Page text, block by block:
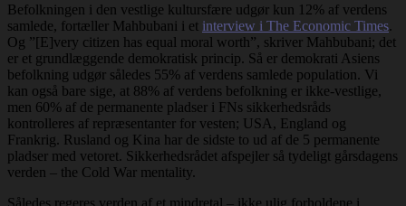
Befolkningen i den vestlige kultursfære udgør kun 12% af verdens
samlede, fortæller Mahbubani i et interview i The Economic Times.
Og ”[E]very citizen has equal moral worth”, skriver Mahbubani; det
er et grundlæggende demokratisk princip. Så er demokrati Asiens
befolkning udgør således 55% af verdens samlede population. Vi
kan også bare sige, at 88% af verdens befolkning er ikke-vestlige,
men 60% af de permanente pladser i FNs sikkerhedsråds
kontrolleres af repræsentanter for vesten; USA, England og
Frankrig. Rusland og Kina har de sidste to ud af de 5 permanente
pladser med vetoret. Sikkerhedsrådet afspejler så tydeligt gårsdagens
verden – the Cold War mentality.
Således regeres verden af et mindretal – ikke ulig forholdene i